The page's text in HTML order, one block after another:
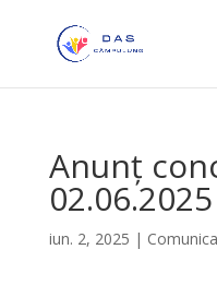
Anunț
02.06.2025
iun. 2, 2025 |